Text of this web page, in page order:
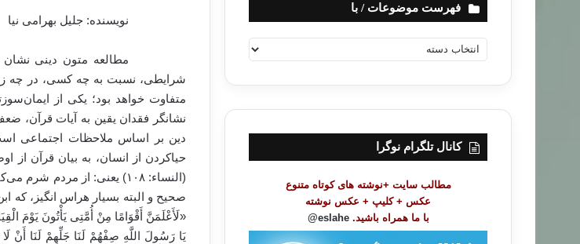
نویسنده: جلیل بهرامی نیا
مطالعه متون دینی
شرایطی، نسبت به چه کسی، در چه
متفاوت خواهد بود؛ یکی از
نشانگر فقدان یقین به آیات قرآن،
دین بر اساس ملاحظات اجتماعی
حیاکردن از انسان، به بیان قرآن
(النساء: ۱۰۸) یعنی: از
«لَأَعْلَمَنَّ أَقْوَامًا مِنْ أُمَّتِی یَأْتُونَ یَوْمَ
یَا رَسُولَ اللَّهِ صِفْهُمْ لَنَا جَلِّهِمْ لَنَا أَنْ
فهرست موضوعات / با
ه
ت
ض
کانال تلگرام نوگرا
مطالب سایت +نوشته های کوتاه متنوع
عکس + کلیپ + عکس نوشته
با ما همراه باشید. eslahe@